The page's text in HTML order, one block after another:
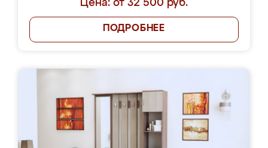
Цена: от 32 500 руб.
ПОДРОБНЕЕ